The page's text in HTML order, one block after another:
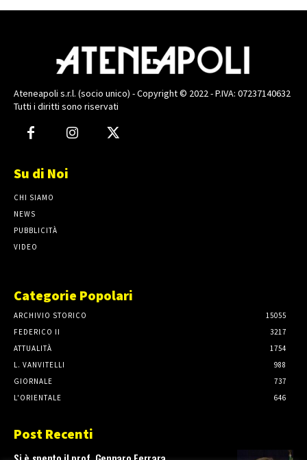
Ateneapoli s.r.l. (socio unico) - Copyright © 2022 - P.IVA: 07237140632
Tutti i diritti sono riservati
Su di Noi
CHI SIAMO
NEWS
PUBBLICITÀ
VIDEO
Categorie Popolari
ARCHIVIO STORICO
15055
FEDERICO II
3217
ATTUALITÀ
1754
L. VANVITELLI
988
GIORNALE
737
L'ORIENTALE
646
Post Recenti